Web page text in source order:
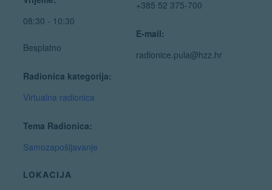
08:30 - 10:30
Besplatno
Radionica kategorija:
Virtualna radionica
Tema Radionica:
Samozapošljavanje
LOKACIJA
+385 52 375-700
E-mail:
radionice.pula@hzz.hr